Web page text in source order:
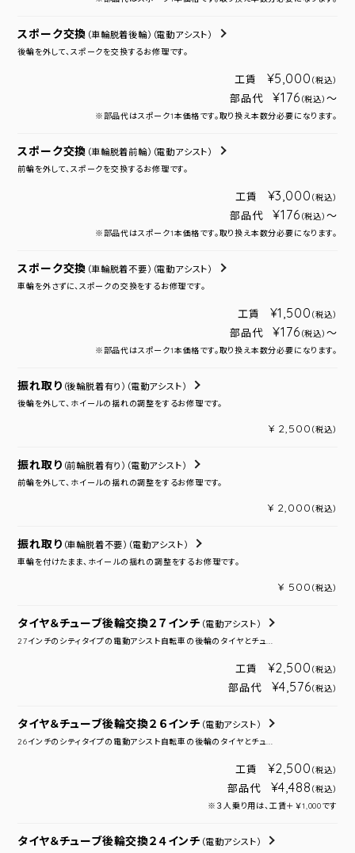
スポーク交換 （車輪脱着後輪） （電動アシスト）
後輪を外して、スポークを交換するお修理です。
工賃 ¥5,000 （税込）
部品代 ¥176 （税込） ～
※部品代はスポーク1本価格です。取り換え本数分必要になります。
スポーク交換 （車輪脱着前輪） （電動アシスト）
前輪を外して、スポークを交換するお修理です。
工賃 ¥3,000 （税込）
部品代 ¥176 （税込） ～
※部品代はスポーク1本価格です。取り換え本数分必要になります。
スポーク交換 （車輪脱着不要） （電動アシスト）
車輪を外さずに、スポークの交換をするお修理です。
工賃 ¥1,500 （税込）
部品代 ¥176 （税込） ～
※部品代はスポーク1本価格です。取り換え本数分必要になります。
振れ取り （後輪脱着有り） （電動アシスト）
後輪を外して、ホイールの揺れの調整をするお修理です。
¥ 2,500 （税込）
振れ取り （前輪脱着有り） （電動アシスト）
前輪を外して、ホイールの揺れの調整をするお修理です。
¥ 2,000 （税込）
振れ取り （車輪脱着不要） （電動アシスト）
車輪を付けたまま、ホイールの揺れの調整をするお修理です。
¥ 500 （税込）
タイヤ＆チューブ後輪交換２７インチ （電動アシスト）
27インチのシティタイプの電動アシスト自転車の後輪のタイヤとチュ...
工賃 ¥2,500 （税込）
部品代 ¥4,576（税込）
タイヤ＆チューブ後輪交換２６インチ （電動アシスト）
26インチのシティタイプの電動アシスト自転車の後輪のタイヤとチュ...
工賃 ¥2,500 （税込）
部品代 ¥4,488 （税込）
※３人乗り用は、工賃＋￥1,000です
タイヤ＆チューブ後輪交換２４インチ （電動アシスト）